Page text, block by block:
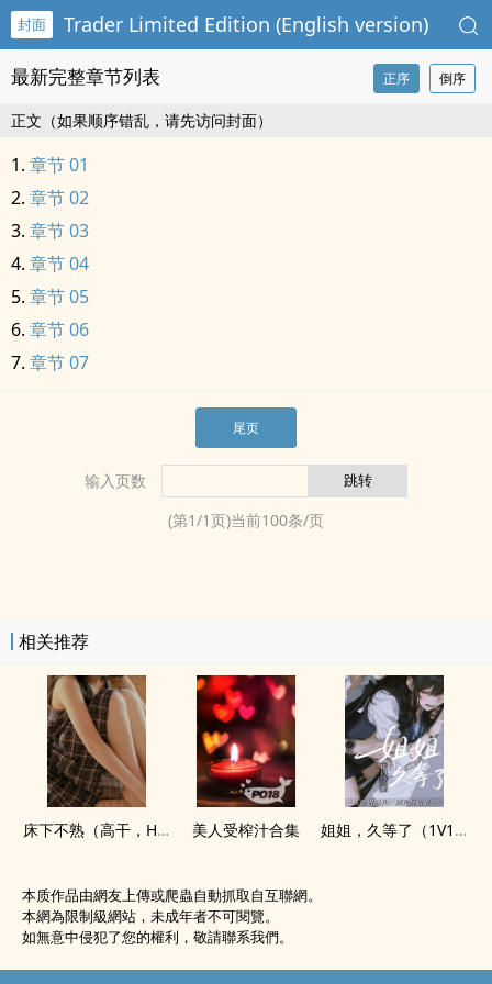
封面 Trader Limited Edition (English version)
最新完整章节列表 正序 倒序
正文（如果顺序错乱，请先访问封面）
章节 01
章节 02
章节 03
章节 04
章节 05
章节 06
章节 07
尾页
输入页数
(第1/1页)当前100条/页
相关推荐
床下不熟（高干，H） 美人受榨汁合集 姐姐，久等了（1V1/H）
本质作品由網友上傳或爬蟲自動抓取自互聯網。
本網為限制級網站，未成年者不可閱覽。
如無意中侵犯了您的權利，敬請聯系我們。